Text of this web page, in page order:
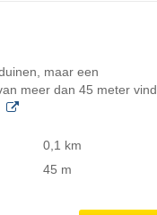
maar een
meer dan 45 meter vind
0,1 km
45 m